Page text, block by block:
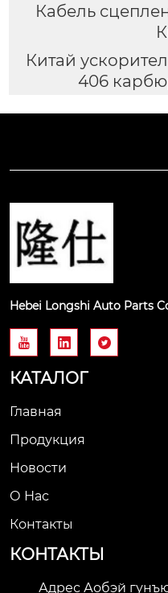
Кабель
Китай
406
Hebei Longshi Auto Parts
  
КАТАЛОГ
Главная
Продукция
Новости
О Нас
Контакты
КОНТАКТЫ
Адрес Аобэй